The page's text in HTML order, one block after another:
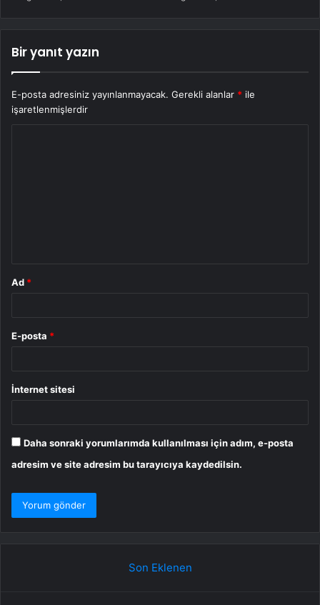
Bir yanıt yazın
E-posta adresiniz yayınlanmayacak. Gerekli alanlar * ile
işaretlenmişlerdir
Ad *
E-posta *
İnternet sitesi
Daha sonraki yorumlarımda kullanılması için adım, e-posta
adresim ve site adresim bu tarayıcıya kaydedilsin.
Son Eklenen